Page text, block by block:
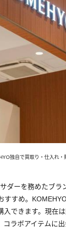
独自で買取り・仕入れ・
ダーを務めたブラ
すすめ。
入できます。現在
コラボアイテムに